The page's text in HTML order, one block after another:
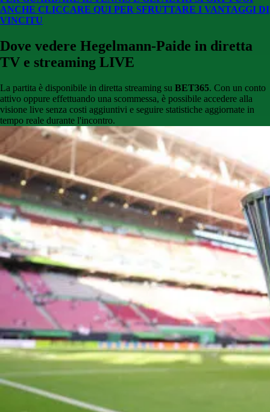
ANCHE CLICCARE QUI PER SFRUTTARE I VANTAGGI DI
VINCITU
Dove vedere Hegelmann-Paide in diretta
TV e streaming LIVE
La partita è disponibile in diretta streaming su BET365. Con un conto
attivo oppure effettuando una scommessa, è possibile accedere alla
visione live senza costi aggiuntivi e seguire statistiche aggiornate in
tempo reale durante l'incontro.